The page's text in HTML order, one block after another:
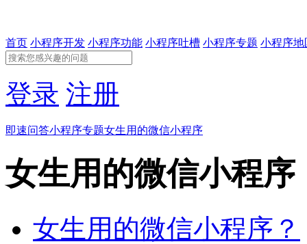
首页 小程序开发 小程序功能 小程序吐槽 小程序专题 小程序地
登录 注册
即速问答小程序专题女生用的微信小程序
女生用的微信小程序
女生用的微信小程序？